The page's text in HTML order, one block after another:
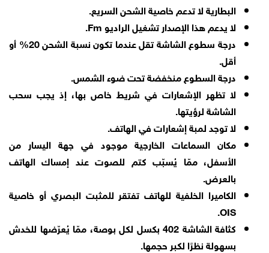
البطارية لا تدعم خاصية الشحن السريع.
لا يدعم هذا الإصدار تشغيل الراديو Fm.
درجة سطوع الشاشة تقل عندما تكون نسبة الشحن 20% أو
أقل.
درجة السطوع منخفضة تحت ضوء الشمس.
لا تظهر الإشعارات في شريط خاص بها، إذ يجب سحب
الشاشة لرؤيتها.
لا توجد لمبة إشعارات في الهاتف.
مكان السماعات الخارجية موجود في جهة اليسار من
الأسفل، ممّا يُسبّب كتم للصوت عند إمساك الهاتف
بالعرض.
الكاميرا الخلفية للهاتف تفتقر للمثبت البصري أو خاصية
OIS.
كثافة الشاشة 402 بكسل لكل بوصة، ممّا يُعرّضها للخدش
بسهولة نظرًا لكبر حجمها.